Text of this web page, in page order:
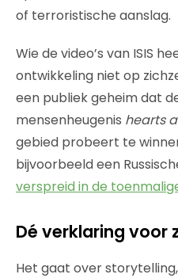
of terroristische aanslag.
Wie de video’s van ISIS
ontwikkeling niet op
een publiek geheim dat
mensenheugenis hearts
gebied probeert te
bijvoorbeeld een
verspreid in de
Dé verklaring voor
Het gaat over